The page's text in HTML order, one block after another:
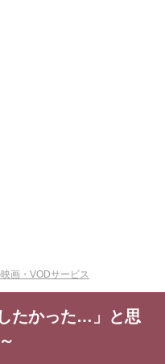
画・VODサービス
たかった…」と思